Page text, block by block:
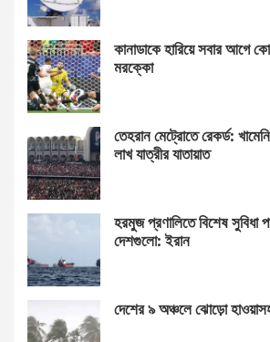
কানাডাকে হারিয়ে সবার আগে
মরক্কো
তেহরান মেট্রোতে রেকর্ড:
লাখ যাত্রীর যাতায়াত
হরমুজ প্রণালিতে বিশেষ সুবিধা
দেশগুলো: ইরান
দেশের ৯ অঞ্চলে ঝোড়ো